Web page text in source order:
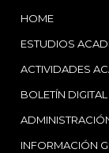
HOME
ESTUDIOS
ACTIVIDADES
BOLETÍN DIGITAL
INFORMACIÓN